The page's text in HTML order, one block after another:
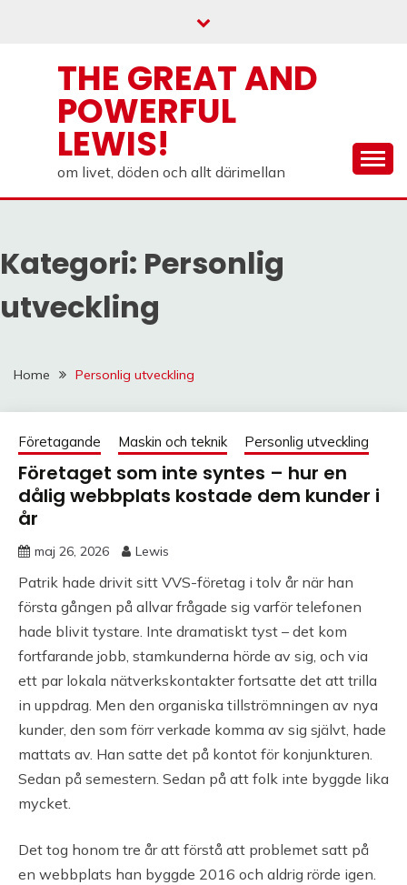
THE GREAT AND
POWERFUL
LEWIS!
om livet, döden och allt därimellan
Kategori: Personlig
utveckling
Home Personlig utveckling
Företagande Maskin och teknik Personlig utveckling
Företaget som inte syntes – hur en
dålig webbplats kostade dem kunder i
år
maj 26, 2026 Lewis
Patrik hade drivit sitt VVS-företag i tolv år när han
första gången på allvar frågade sig varför telefonen
hade blivit tystare. Inte dramatiskt tyst – det kom
fortfarande jobb, stamkunderna hörde av sig, och via
ett par lokala nätverks­kontakter fortsatte det att trilla
in uppdrag. Men den organiska tillströmningen av nya
kunder, den som förr verkade komma av sig självt, hade
mattats av. Han satte det på kontot för konjunkturen.
Sedan på semestern. Sedan på att folk inte byggde lika
mycket.
Det tog honom tre år att förstå att problemet satt på
en webbplats han byggde 2016 och aldrig rörde igen.